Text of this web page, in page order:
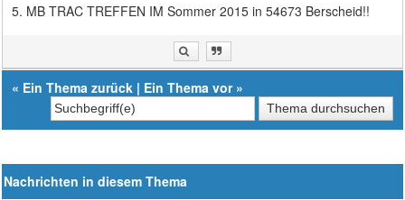
5. MB TRAC TREFFEN IM Sommer 2015 in 54673 Berscheid!!
« Ein Thema zurück | Ein Thema vor»
Nachrichten in diesem Thema